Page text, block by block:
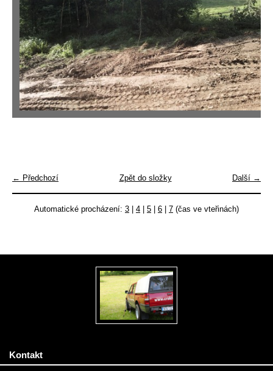
← Předchozí Další →
Zpět do složky
Automatické procházení: 3 4 5 6 7 (čas ve vteřinách)
Kontakt